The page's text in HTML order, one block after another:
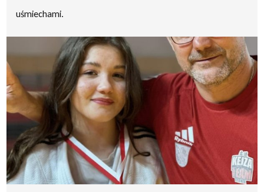
uśmiechami.